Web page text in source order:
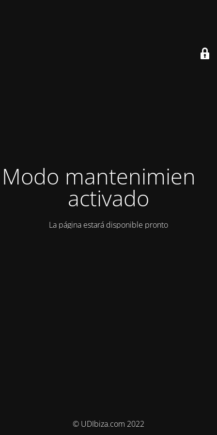
Modo mantenimiento
activado
La página estará disponible pronto
© UDIbiza.com 2022